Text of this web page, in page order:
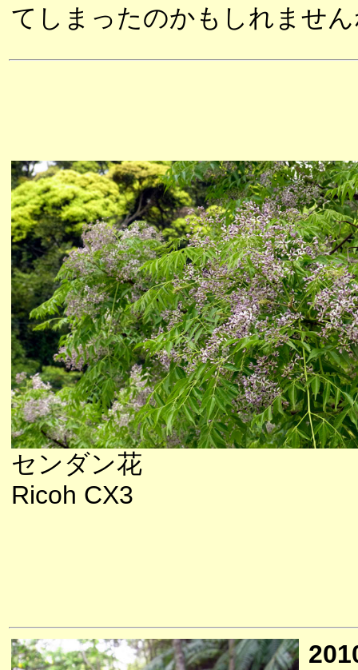
てしまったのかもしれませ
センダン花
Ricoh CX3